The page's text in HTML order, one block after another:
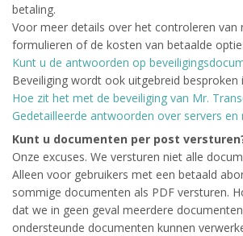
betaling.
Voor meer details over het controleren van
formulieren of de kosten van betaalde
Kunt u de antwoorden op
Beveiliging wordt ook uitgebreid besproken
Hoe zit het met de beveiliging van Mr.
Gedetailleerde antwoorden over servers en
Kunt u documenten per post
Onze excuses. We versturen niet alle
Alleen voor gebruikers met een betaald
sommige documenten als PDF versturen.
dat we in geen geval meerdere
ondersteunde documenten kunnen